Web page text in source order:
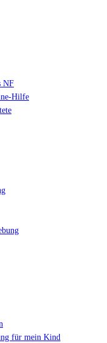
NF
Hilfe
für mein Kind